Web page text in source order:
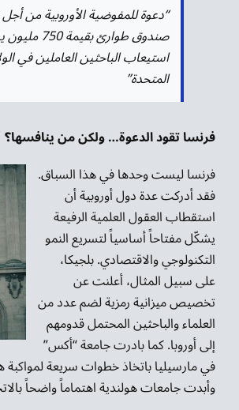
“دعوة للمفوضية الأوروبية من
صندوق طوارئ
استيعاب الباحثين العاملين في
المتحدة”
فرنسا تقود الدعوة… ولكن من ينافسها؟
فرنسا ليست وحدها في هذا السباق.
فقد أدركت عدة دول أوروبية أن
استقطاب العقول العلمية الرفيعة
يشكّل مفتاحاً أساسياً لتسريع النمو
التكنولوجي والاقتصادي. بلجيكا،
على سبيل المثال، أعلنت عن
تخصيص ميزانية رمزية لضم عدد من
العلماء والباحثين المحتمل قدومهم
إلى أوروبا. كما بادرت جامعة “أكس”
في مارسيليا باتخاذ خطوات سريعة لمواكبة
وأبدت جامعات هولندية اهتماماً واضحاً